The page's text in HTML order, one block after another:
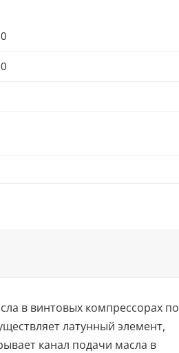
в винтовых компрессорах по
латунный элемент,
канал подачи масла в